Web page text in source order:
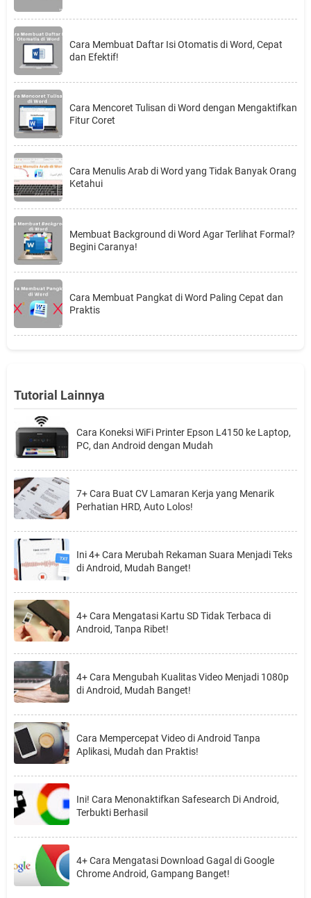
Cara Membuat Daftar Isi Otomatis di Word, Cepat
dan Efektif!
Cara Mencoret Tulisan di Word dengan Mengaktifkan
Fitur Coret
Cara Menulis Arab di Word yang Tidak Banyak Orang
Ketahui
Membuat Background di Word Agar Terlihat Formal?
Begini Caranya!
Cara Membuat Pangkat di Word Paling Cepat dan
Praktis
Tutorial Lainnya
Cara Koneksi WiFi Printer Epson L4150 ke Laptop,
PC, dan Android dengan Mudah
7+ Cara Buat CV Lamaran Kerja yang Menarik
Perhatian HRD, Auto Lolos!
Ini 4+ Cara Merubah Rekaman Suara Menjadi Teks
di Android, Mudah Banget!
4+ Cara Mengatasi Kartu SD Tidak Terbaca di
Android, Tanpa Ribet!
4+ Cara Mengubah Kualitas Video Menjadi 1080p
di Android, Mudah Banget!
Cara Mempercepat Video di Android Tanpa
Aplikasi, Mudah dan Praktis!
Ini! Cara Menonaktifkan Safesearch Di Android,
Terbukti Berhasil
4+ Cara Mengatasi Download Gagal di Google
Chrome Android, Gampang Banget!